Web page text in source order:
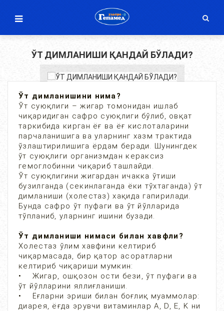
ЎТ ДИМЛАНИШИ ҚАНДАЙ БЎЛАДИ?
Ўт димланишини нима?
Ўт суюқлиги – жигар томонидан ишлаб
чиқаридиган сафро суюқлиги бўлиб, овқат
таркибида кирган ёғ ва ёғ кислоталарини
парчаланишига ва уларнинг хазм трактида
ўзлаштирилишига ёрдам беради. Шунингдек
ўт суюқлиги организмдан кераксиз
гемоглобинни чиқариб ташлайди.
Ўт суюқлигини жигардан ичакка ўтиши
бузилганда (секинлаганда ёки тўхтаганда) ўт
димланиши (холестаз) хақида гапирилади.
Бунда сафро ўт пуфаги ва ўт йўлларида
тўпланиб, уларнинг ишини бузади.
Ўт димланиши нимаси билан хавфли?
Холестаз ўлим хавфини келтириб
чиқармасада, бир қатор асоратларни
келтириб чиқариши мумкин:
• Жигар, ошқозон ости бези, ўт пуфаги ва
ўт йўлларини яллиғланиши.
• Ёғларни эриши билан боғлиқ муаммолар:
диарея, ёғда эрувчи витаминлар А, D, Е, K ни